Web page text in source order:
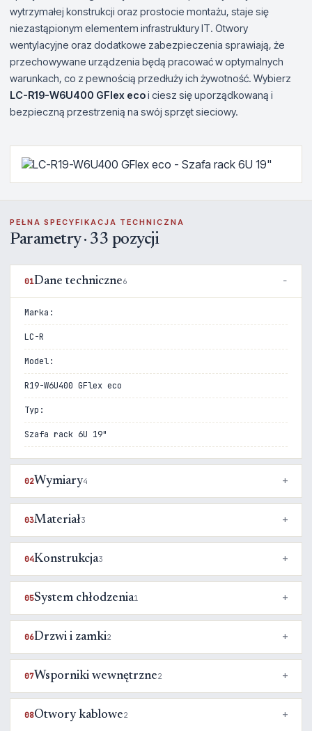
wytrzymałej konstrukcji oraz prostocie montażu, staje się
niezastąpionym elementem infrastruktury IT. Otwory
wentylacyjne oraz dodatkowe zabezpieczenia sprawiają, że
przechowywane urządzenia będą pracować w optymalnych
warunkach, co z pewnością przedłuży ich żywotność. Wybierz
LC-R19-W6U400 GFlex ecoi ciesz się uporządkowaną i
bezpieczną przestrzenią na swój sprzęt sieciowy.
PEŁNA SPECYFIKACJA TECHNICZNA
Parametry · 33 pozycji
01Dane techniczne6
Marka:
LC-R
Model:
R19-W6U400 GFlex eco
Typ:
Szafa rack 6U 19"
02Wymiary4
03Materiał3
04Konstrukcja3
05System chłodzenia1
06Drzwi i zamki2
07Wsporniki wewnętrzne2
08Otwory kablowe2